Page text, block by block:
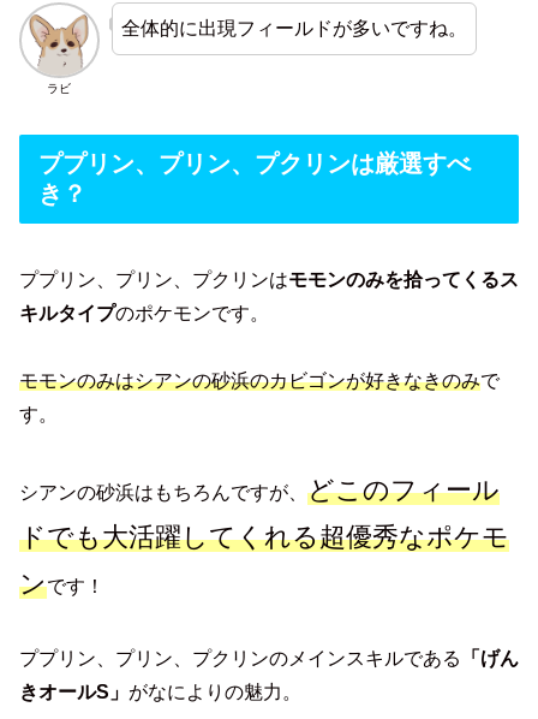
ラビ
全体的に出現フィールドが多いですね。
ププリン、プリン、プクリンは厳選すべ
き？
ププリン、プリン、プクリンはモモンのみを拾ってくるス
キルタイプのポケモンです。
モモンのみはシアンの砂浜のカビゴンが好きなきのみで
す。
シアンの砂浜はもちろんですが、 どこのフィール
ドでも大活躍してくれる超優秀なポケモ
ンです！
ププリン、プリン、プクリンのメインスキルである
「げん
きオールS」 がなによりの魅力。